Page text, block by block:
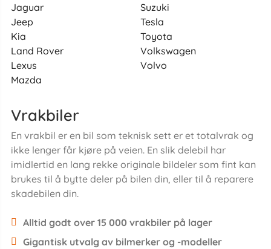
Jaguar
Jeep
Kia
Land Rover
Lexus
Mazda
Suzuki
Tesla
Toyota
Volkswagen
Volvo
Vrakbiler
En vrakbil er en bil som teknisk sett er et totalvrak og
ikke lenger får kjøre på veien. En slik delebil har
imidlertid en lang rekke originale bildeler som fint kan
brukes til å bytte deler på bilen din, eller til å reparere
skadebilen din.
Alltid godt over 15 000 vrakbiler på lager
Gigantisk utvalg av bilmerker og -modeller